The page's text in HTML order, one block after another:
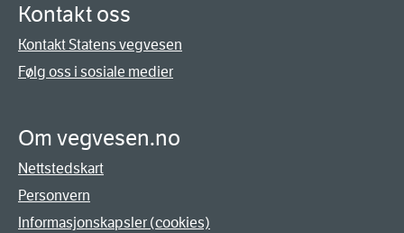
Kontakt oss
Kontakt Statens vegvesen
Følg oss i sosiale medier
Om vegvesen.no
Nettstedskart
Personvern
Informasjonskapsler (cookies)